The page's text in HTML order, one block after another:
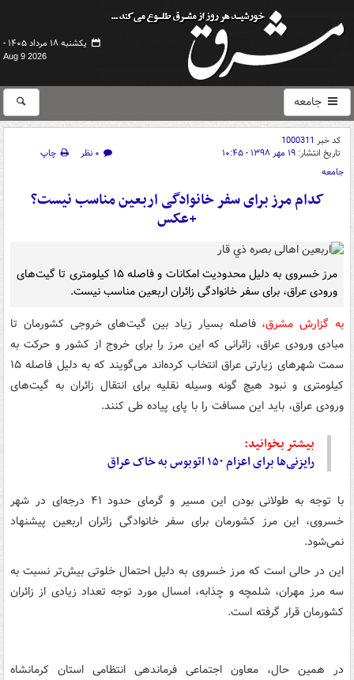
یکشنبه ۱۸ مرداد ۱۴۰۵ -
Aug 9 2026
جامعه
کد خبر 1000311
تاریخ انتشار: ۱۹ مهر ۱۳۹۸ - ۱۰:۴۵ ۰ نظر
چاپ
جامعه
کدام مرز برای سفر خانوادگی اربعین مناسب نیست؟
+عکس
مرز خسروی به دلیل محدودیت امکانات و فاصله ۱۵ کیلومتری تا گیت‌های
ورودی عراق، برای سفر خانوادگی زائران اربعین مناسب نیست.
به گزارش مشرق، فاصله بسیار زیاد بین گیت‌های خروجی کشورمان تا
مبادی ورودی عراق، زائرانی که این مرز را برای خروج از کشور و حرکت به
سمت شهرهای زیارتی عراق انتخاب کرده‌اند می‌گویند که به دلیل فاصله ۱۵
کیلومتری و نبود هیچ گونه وسیله نقلیه برای انتقال زائران به گیت‌های
ورودی عراق، باید این مسافت را با پای پیاده طی کنند.
بیشتر بخوانید:
رایزنی‌ها برای اعزام ۱۵۰ اتوبوس به خاک عراق
با توجه به طولانی بودن این مسیر و گرمای حدود ۴۱ درجه‌ای در شهر
خسروی، این مرز کشورمان برای سفر خانوادگی زائران اربعین پیشنهاد
نمی‌شود.
این در حالی است که مرز خسروی به دلیل احتمال خلوتی بیش‌تر نسبت به
سه مرز مهران، شلمچه و چذابه، امسال مورد توجه تعداد زیادی از زائران
کشورمان قرار گرفته است.
در همین حال، معاون اجتماعی فرماندهی انتظامی استان کرمانشاه